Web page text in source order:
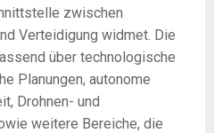
zwischen
Verteidigung widmet. Die
über technologische
Planungen, autonome
Drohnen- und
weitere Bereiche, die